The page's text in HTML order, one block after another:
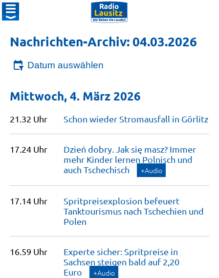
Nachrichten-Archiv: 04.03.2026
Datum auswählen
Mittwoch, 4. März 2026
21.32 Uhr Schon wieder Stromausfall in Görlitz
17.24 Uhr
Dzień dobry. Jak się masz? Immer
mehr Kinder lernen Polnisch und
auch Tschechisch +Audio
17.14 Uhr
Spritpreisexplosion befeuert
Tanktourismus nach Tschechien und
Polen
16.59 Uhr
Experte sicher: Spritpreise in
Sachsen steigen bald auf 2,20
Euro
+Audio